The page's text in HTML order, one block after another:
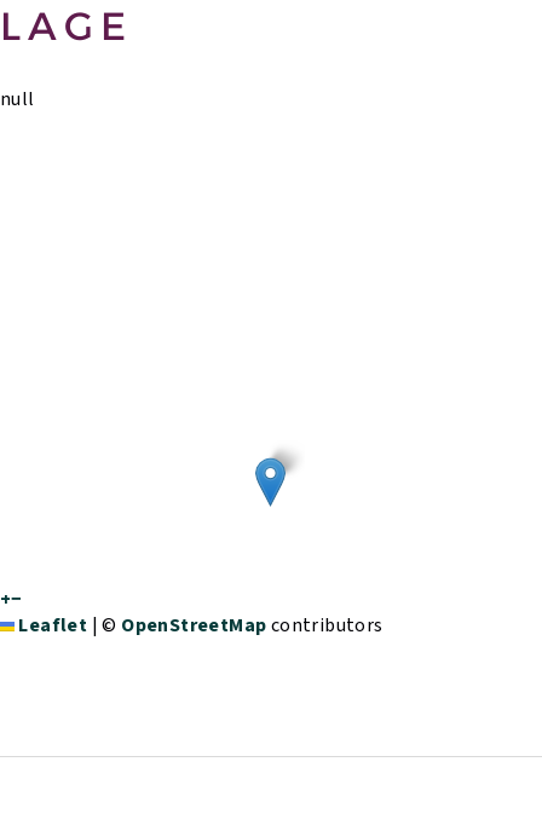
LAGE
null
+−
Leaflet |© OpenStreetMapcontributors